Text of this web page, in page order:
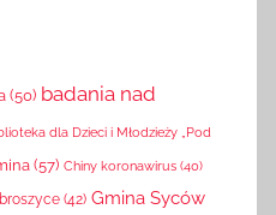
(50) badania nad
dla Dzieci i Młodzieży „Pod
(57) Chiny koronawirus (40)
(42) Gmina Syców